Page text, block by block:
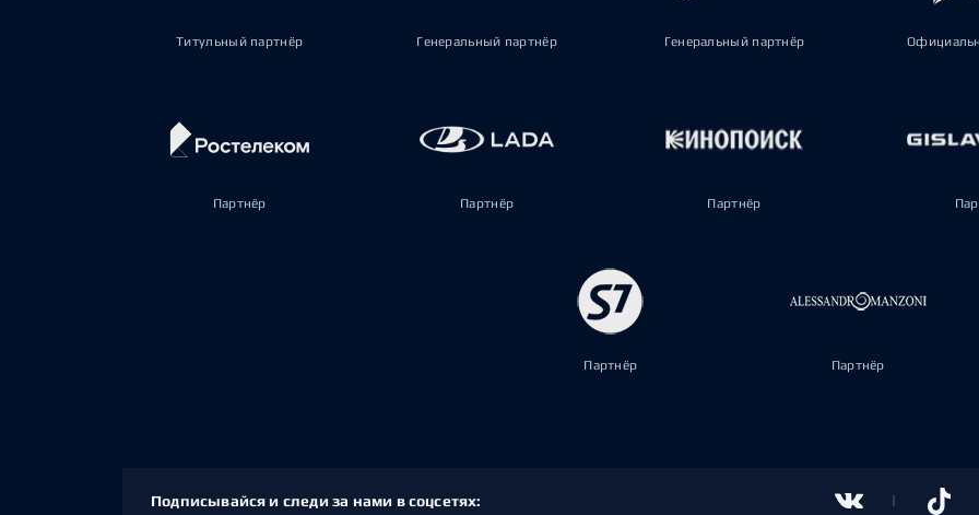
Титульный партнёр Генеральный партнёр Генеральный партнёр
Партнёр Партнёр Партнёр
Партнёр Партнёр
Подписывайся и следи за нами в соцсетях: